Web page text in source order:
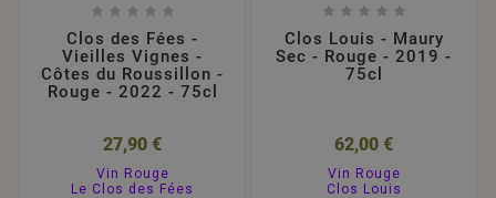
    
Clos des Fées -
Vieilles Vignes -
Côtes du Roussillon -
Rouge - 2022 - 75cl
27,90 €
Vin Rouge
Le Clos des Fées
    
Clos Louis - Maury
Sec - Rouge - 2019 -
75cl
62,00 €
Vin Rouge
Clos Louis